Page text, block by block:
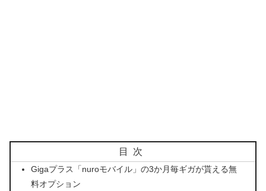
目次
Gigaプラス「nuroモバイル」の3か月毎ギガが貰える無
料オプション